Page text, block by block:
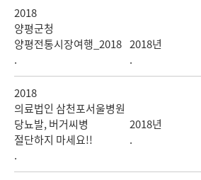
2018
양평군청
양평전통시장여행_2018 2018년
.
.
2018
의료법인 삼천포서울병원
당뇨발, 버거씨병
절단하지 마세요!!
2018년
.
.